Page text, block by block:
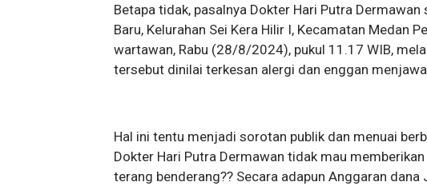
Betapa tidak, pasalnya Dokter Hari Putra
Baru, Kelurahan Sei Kera Hilir I, Kecamatan Medan
wartawan, Rabu (28/8/2024), pukul 11.17 WIB,
tersebut dinilai terkesan alergi dan enggan
Hal ini tentu menjadi sorotan publik dan menuai
Dokter Hari Putra Dermawan tidak mau
terang benderang?? Secara adapun Anggaran